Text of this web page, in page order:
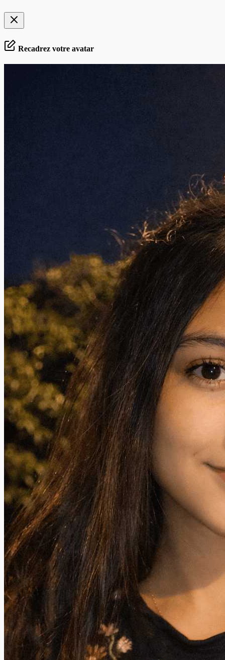
Recadrez votre avatar